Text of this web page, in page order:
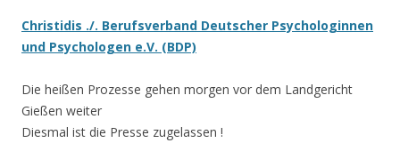
Christidis ./. Berufsverband Deutscher Psychologinnen
und Psychologen e.V. (BDP)
Die heißen Prozesse gehen morgen vor dem Landgericht
Gießen weiter
Diesmal ist die Presse zugelassen !